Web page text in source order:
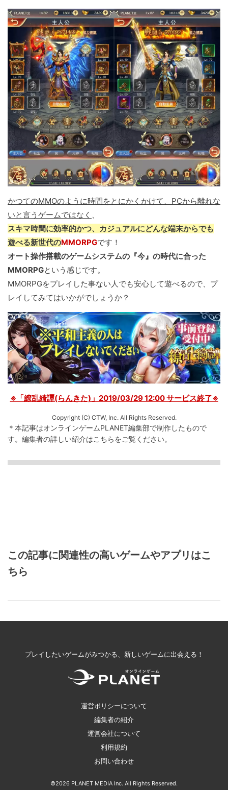
かつてのMMOのように時間をとにかくかけて、PCから離れな
いと言うゲームではなく 、
スキマ時間に効率的かつ、カジュアルにどんな端末からでも
遊べる新世代のMMORPGです！
オート操作搭載のゲームシステムの『今』の時代に合った
MMORPGという感じです。
MMORPGをプレイした事ない人でも安心して遊べるので、プ
レイしてみてはいかがでしょうか？
※「繚乱綺譚(らんきた)」2019/03/29 12:00 サービス終了※
Copyright (C) CTW, Inc. All Rights Reserved.
＊本記事はオンラインゲームPLANET編集部で制作したもので
す。 編集者の詳しい紹介はこちらをご覧ください。
この記事に関連性の高いゲームやアプリはこ
ちら
プレイしたいゲームがみつかる、新しいゲームに出会える！
運営ポリシーについて
編集者の紹介
運営会社について
利用規約
お問い合わせ
©2026 PLANET MEDIA Inc. All Rights Reserved.